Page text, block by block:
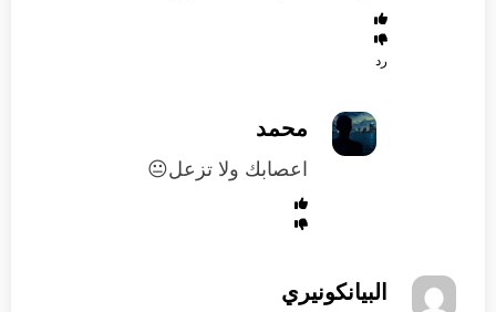
رد
محمد
اعصابك ولا تزعل😐
البيانكونيري